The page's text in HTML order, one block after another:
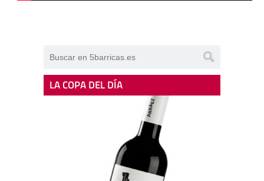
LA COPA DEL DÍA